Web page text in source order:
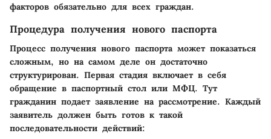
факторов обязательно для всех граждан.
Процедура получения нового паспорта
Процесс получения нового паспорта может показаться
сложным, но на самом деле он достаточно
структурирован. Первая стадия включает в себя
обращение в паспортный стол или МФЦ. Тут
гражданин подает заявление на рассмотрение. Каждый
заявитель должен быть готов к такой
последовательности действий: